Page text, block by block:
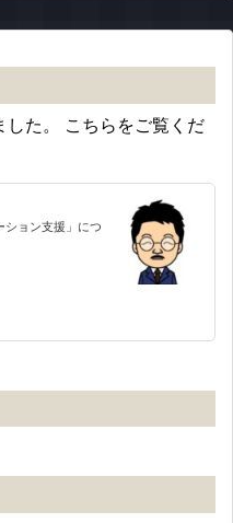
した。 こちらをご覧くだ
ション支援」につ